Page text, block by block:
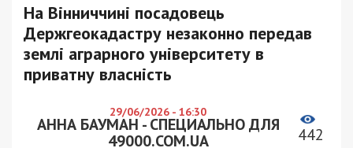
На Вінниччині посадовець
Держгеокадастру незаконно передав
землі аграрного університету в
приватну власність
29/06/2026 - 16:30
АННА БАУМАН - СПЕЦИАЛЬНО ДЛЯ
49000.COM.UA
442